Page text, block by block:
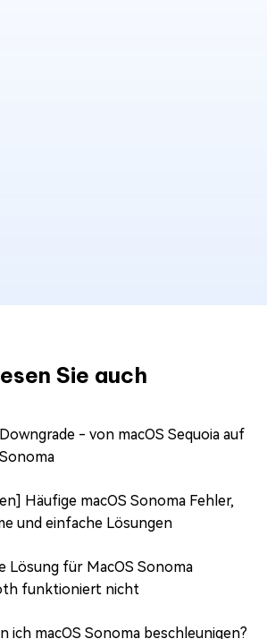
Sie auch
- von macOS Sequoia auf
Häufige macOS Sonoma Fehler,
und einfache Lösungen
Lösung für MacOS Sonoma
funktioniert nicht
ich macOS Sonoma beschleunigen?